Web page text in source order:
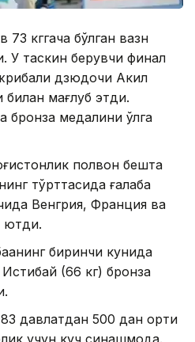
73 кггача бўлган вазн
У таскин берувчи финал
дзюдочи Акил
билан мағлуб этди.
медалини қўлга
полвон бешта
тўрттасида ғалаба
Венгрия, Франция ва
ютди.
биринчи кунида
Истибай (66 кг) бронза
давлатдан 500 дан ортиқ
учун куч синашмоқда.